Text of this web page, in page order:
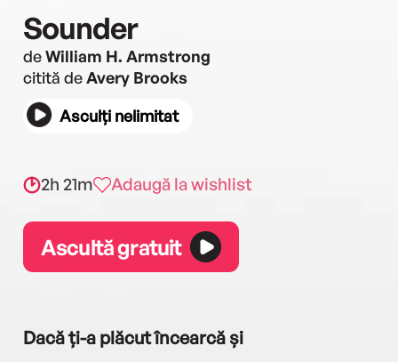
Sounder
deWilliam H. Armstrong
citită deAvery Brooks
Asculți nelimitat
2h 21m Adaugă la wishlist
Ascultă gratuit
Dacă ți-a plăcut încearcă și